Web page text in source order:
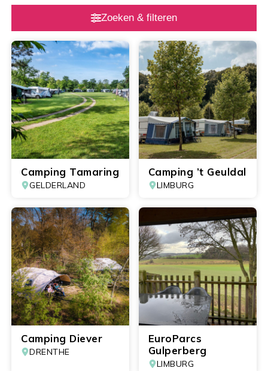
Zoeken & filteren
Camping Tamaring
GELDERLAND
Camping ’t Geuldal
LIMBURG
Camping Diever
DRENTHE
EuroParcs
Gulperberg
LIMBURG